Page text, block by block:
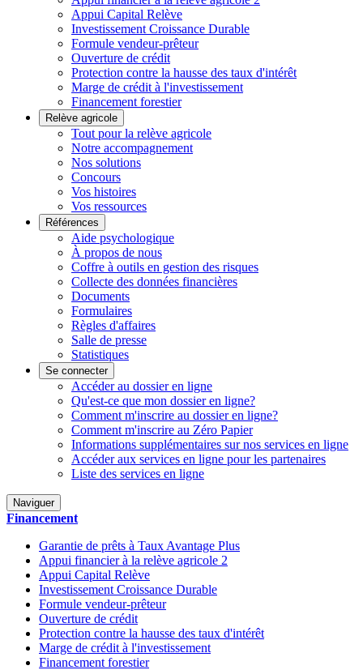
Appui Capital Relève
Investissement Croissance Durable
Formule vendeur-prêteur
Ouverture de crédit
Protection contre la hausse des taux d'intérêt
Marge de crédit à l'investissement
Financement forestier
Relève agricole
Tout pour la relève agricole
Notre accompagnement
Nos solutions
Concours
Vos histoires
Vos ressources
Références
Aide psychologique
À propos de nous
Coffre à outils en gestion des risques
Collecte des données financières
Documents
Formulaires
Règles d'affaires
Salle de presse
Statistiques
Se connecter
Accéder au dossier en ligne
Qu'est-ce que mon dossier en ligne?
Comment m'inscrire au dossier en ligne?
Comment m'inscrire au Zéro Papier
Informations supplémentaires sur nos services en ligne
Accéder aux services en ligne pour les partenaires
Liste des services en ligne
Naviguer
Financement
Garantie de prêts à Taux Avantage Plus
Appui financier à la relève agricole 2
Appui Capital Relève
Investissement Croissance Durable
Formule vendeur-prêteur
Ouverture de crédit
Protection contre la hausse des taux d'intérêt
Marge de crédit à l'investissement
Financement forestier